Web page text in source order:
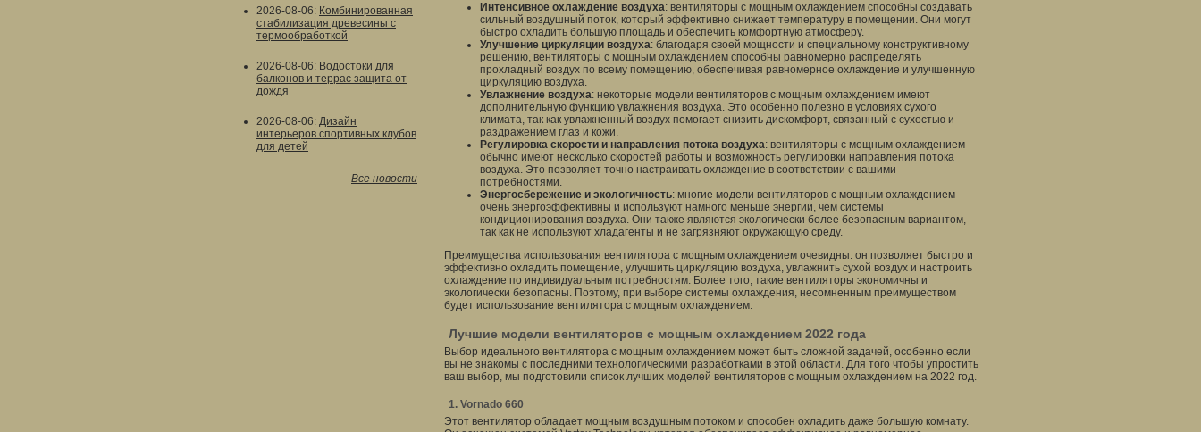
2026-08-06: Комбинированная
стабилизация древесины с
термообработкой
2026-08-06: Водостоки для
балконов и террас защита от
дождя
2026-08-06: Дизайн
интерьеров спортивных клубов
для детей
Все новости
Интенсивное охлаждение воздуха: вентиляторы с мощным охлаждением способны создавать
сильный воздушный поток, который эффективно снижает температуру в помещении. Они могут
быстро охладить большую площадь и обеспечить комфортную атмосферу.
Улучшение циркуляции воздуха: благодаря своей мощности и специальному конструктивному
решению, вентиляторы с мощным охлаждением способны равномерно распределять
прохладный воздух по всему помещению, обеспечивая равномерное охлаждение и улучшенную
циркуляцию воздуха.
Увлажнение воздуха: некоторые модели вентиляторов с мощным охлаждением имеют
дополнительную функцию увлажнения воздуха. Это особенно полезно в условиях сухого
климата, так как увлажненный воздух помогает снизить дискомфорт, связанный с сухостью и
раздражением глаз и кожи.
Регулировка скорости и направления потока воздуха: вентиляторы с мощным охлаждением
обычно имеют несколько скоростей работы и возможность регулировки направления потока
воздуха. Это позволяет точно настраивать охлаждение в соответствии с вашими
потребностями.
Энергосбережение и экологичность: многие модели вентиляторов с мощным охлаждением
очень энергоэффективны и используют намного меньше энергии, чем системы
кондиционирования воздуха. Они также являются экологически более безопасным вариантом,
так как не используют хладагенты и не загрязняют окружающую среду.
Преимущества использования вентилятора с мощным охлаждением очевидны: он позволяет быстро и
эффективно охладить помещение, улучшить циркуляцию воздуха, увлажнить сухой воздух и настроить
охлаждение по индивидуальным потребностям. Более того, такие вентиляторы экономичны и
экологически безопасны. Поэтому, при выборе системы охлаждения, несомненным преимуществом
будет использование вентилятора с мощным охлаждением.
Лучшие модели вентиляторов с мощным охлаждением 2022 года
Выбор идеального вентилятора с мощным охлаждением может быть сложной задачей, особенно если
вы не знакомы с последними технологическими разработками в этой области. Для того чтобы упростить
ваш выбор, мы подготовили список лучших моделей вентиляторов с мощным охлаждением на 2022 год.
1. Vornado 660
Этот вентилятор обладает мощным воздушным потоком и способен охладить даже большую комнату.